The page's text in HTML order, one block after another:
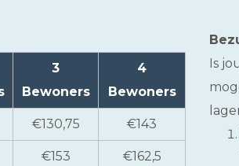
3
Bewoners
4
Bewoners
€130,75 €143
€153 €162,5
Is